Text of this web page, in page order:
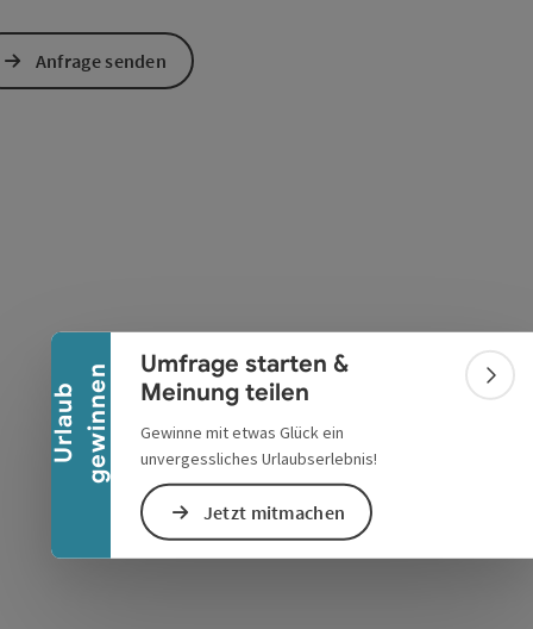
U
r
l
a
u
b
g
e
w
i
n
n
en
Banner einklappen
Umfrage starten &
Meinung teilen
Gewinne mit etwas Glück ein
unvergessliches Urlaubserlebnis!
Jetzt mitmachen
öffnenöffnen
Anfrage senden